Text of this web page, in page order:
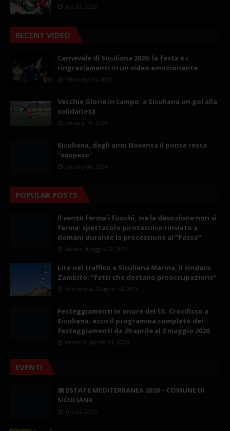
July 30, 2026
RECENT VIDEO
Carnevale di Siculiana 2026: la festa e i
ringraziamenti in un video emozionante
February 24, 2026
Vecchie Glorie in campo: a Siculiana un gol alla
solidarietà
January 19, 2026
Siculiana, dagli anni Novanta il ponte resta
"sospeso"
January 08, 2026
POPULAR POSTS
Il vento ferma i fuochi, ma la devozione non si
ferma: spettacolo pirotecnico rinviato a
domani durante la processione al “Passo”
Sabato, Maggio 02, 2026
Lite nel traffico a Siculiana Marina, il sindaco
Zambito: “fatti che destano preoccupazione”
Domenica, Giugno 14, 2026
Festeggiamenti in onore del SS. Crocifisso a
Siculiana: ecco il programma completo dei
festeggiamenti da 29 aprile al 3 maggio 2026
Venerdì, Aprile 24, 2026
EVENTI
📅 ESTATE MEDITERRANEA 2026 – COMUNE DI
SICULIANA
July 24, 2026